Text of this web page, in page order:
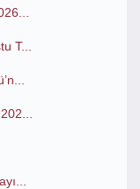
T...